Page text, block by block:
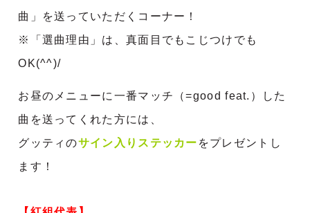
曲」を送っていただくコーナー！
※「選曲理由」は、真面目でもこじつけでも
OK(^^)/
お昼のメニューに一番マッチ（=good feat.）した
曲を送ってくれた方には、
グッティのサイン入りステッカー をプレゼントし
ます！